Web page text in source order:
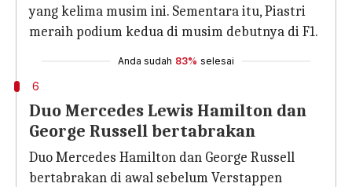
yang kelima musim ini. Sementara itu, Piastri
meraih podium kedua di musim debutnya di F1.
Anda sudah 83% selesai
6
Duo Mercedes Lewis Hamilton dan
George Russell bertabrakan
Duo Mercedes Hamilton dan George Russell
bertabrakan di awal sebelum Verstappen